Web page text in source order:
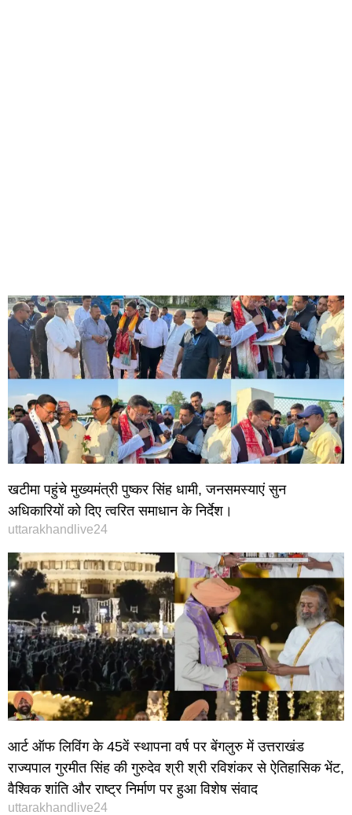
खटीमा पहुंचे मुख्यमंत्री पुष्कर सिंह धामी, जनसमस्याएं सुन
अधिकारियों को दिए त्वरित समाधान के निर्देश।
uttarakhandlive24
आर्ट ऑफ लिविंग के 45वें स्थापना वर्ष पर बेंगलुरु में उत्तराखंड
राज्यपाल गुरमीत सिंह की गुरुदेव श्री श्री रविशंकर से ऐतिहासिक भेंट,
वैश्विक शांति और राष्ट्र निर्माण पर हुआ विशेष संवाद
uttarakhandlive24